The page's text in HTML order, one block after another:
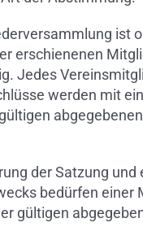
ist
erschienenen
Jedes
werden mit
der Satzung und
bedürfen einer
gültigen